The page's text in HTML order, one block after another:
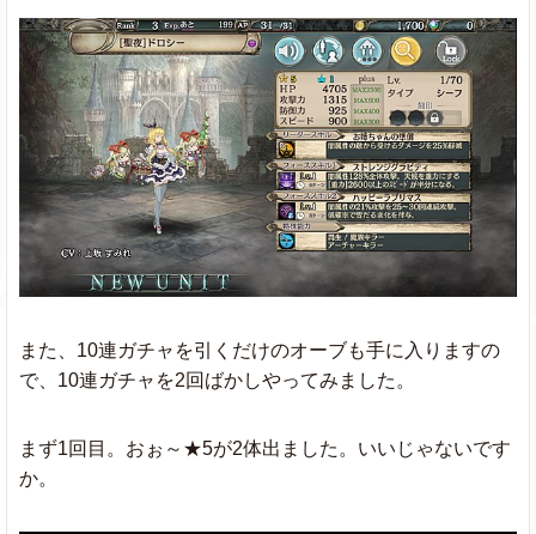
また、10連ガチャを引くだけのオーブも手に入りますの
で、10連ガチャを2回ばかしやってみました。
まず1回目。おぉ～★5が2体出ました。いいじゃないです
か。